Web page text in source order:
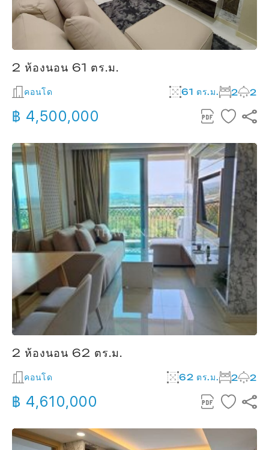
2 ห้องนอน 61 ตร.ม.
คอนโด 61 ตร.ม. 2 2
฿ 4,500,000
2 ห้องนอน 62 ตร.ม.
คอนโด 62 ตร.ม. 2 2
฿ 4,610,000